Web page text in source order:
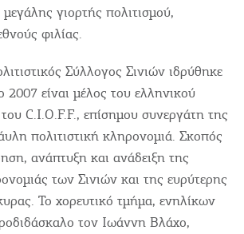
γιορτής πολιτισμού,
φιλίας.
Σύλλογος Σινιών ιδρύθηκε
είναι μέλος του ελληνικού
C.I.O.F.F., επίσημου συνεργάτη της
πολιτιστική κληρονομιά. Σκοπός
ανάπτυξη και ανάδειξη της
των Σινιών και της ευρύτερης
Το χορευτικό τμήμα, ενηλίκων
τον Ιωάννη Βλάχο,